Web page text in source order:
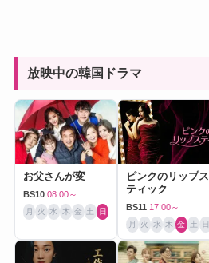
放映中の韓国ドラマ
お父さんが変
BS10 08:00～
月 火 水 木 金 土 日
ピンクのリップス
ティック
BS11 17:00～
月 火 水 木 金 土 日